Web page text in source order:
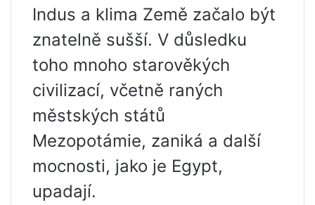
Indus a klima Země začalo být
znatelně sušší. V důsledku
toho mnoho starověkých
civilizací, včetně raných
městských států
Mezopotámie, zaniká a další
mocnosti, jako je Egypt,
upadají.